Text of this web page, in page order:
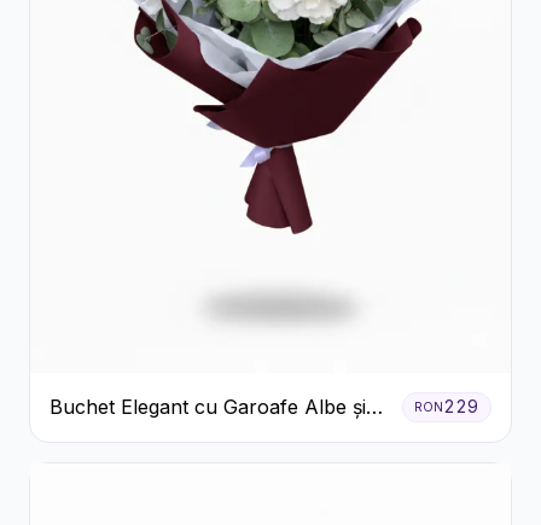
Buchet Elegant cu Garoafe Albe și
Eucalipt
RON229